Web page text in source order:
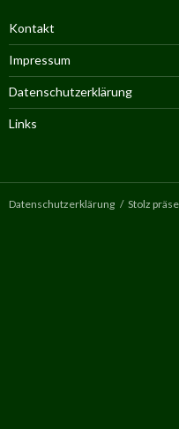
Kontakt
Impressum
Datenschutzerklärung
Links
Datenschutzerklärung Stolz